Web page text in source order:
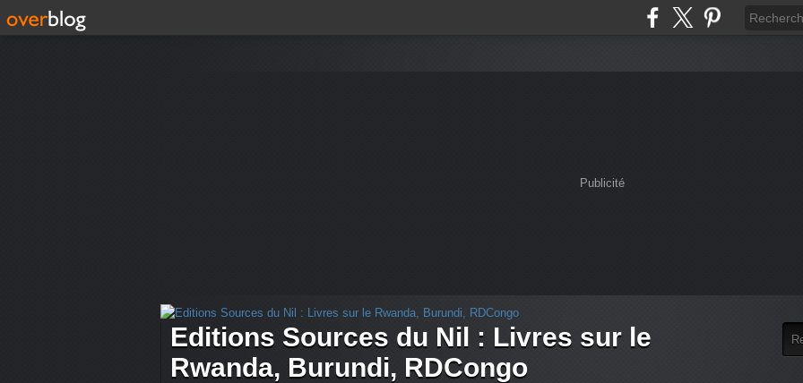
Publicité
Editions Sources du Nil : Livres sur le
Rwanda, Burundi, RDCongo